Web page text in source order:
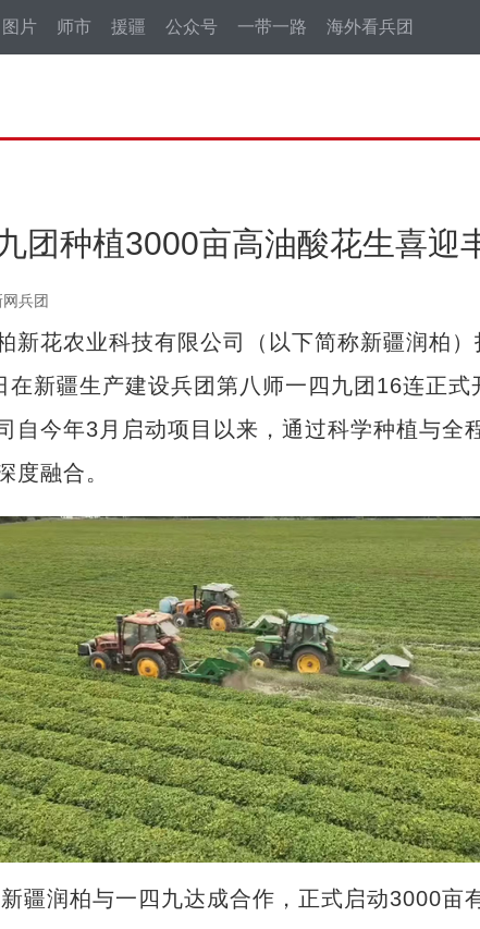
图片 师市 援疆 公众号 一带一路 海外看兵团
团种植3000亩高油酸花生喜迎
兵团
花农业科技有限公司（以下简称新疆润柏）
新疆生产建设兵团第八师一四九团16连正式
自今年3月启动项目以来，通过科学种植与全
度融合。
润柏与一四九达成合作，正式启动3000亩